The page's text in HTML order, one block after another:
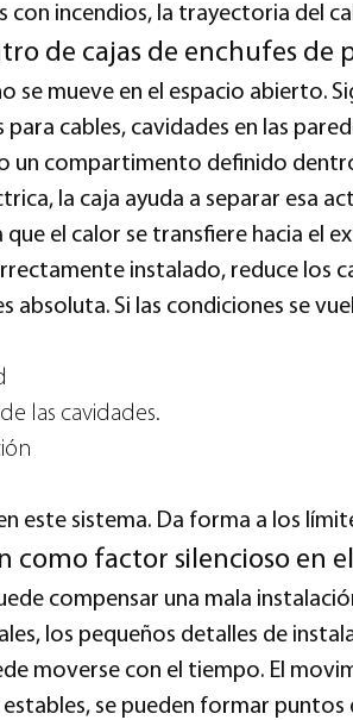
con incendios, la trayectoria del
de cajas de enchufes
se mueve en el espacio abierto.
para cables, cavidades en las
un compartimento definido
la caja ayuda a separar esa
el calor se transfiere hacia el
instalado, reduce los
absoluta. Si las condiciones se
las cavidades.
este sistema. Da forma a los
como factor silencioso en
compensar una mala
los pequeños detalles de
moverse con el tiempo. El
se pueden formar puntos